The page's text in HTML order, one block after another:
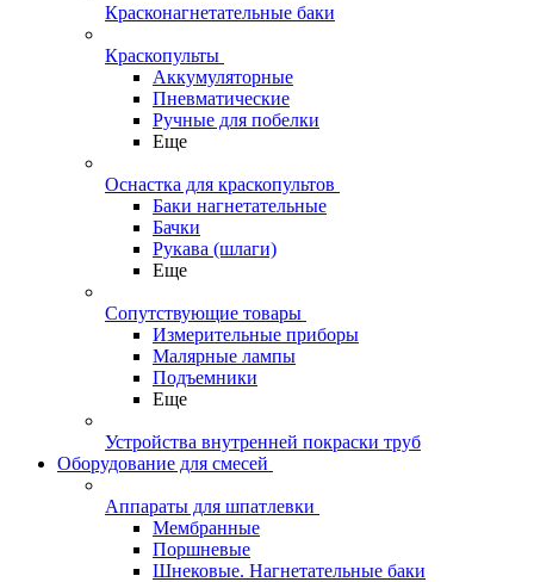
Красконагнетательные баки
Краскопульты
Аккумуляторные
Пневматические
Ручные для побелки
Еще
Оснастка для краскопультов
Баки нагнетательные
Бачки
Рукава (шлаги)
Еще
Сопутствующие товары
Измерительные приборы
Малярные лампы
Подъемники
Еще
Устройства внутренней покраски труб
Оборудование для смесей
Аппараты для шпатлевки
Мембранные
Поршневые
Шнековые. Нагнетательные баки